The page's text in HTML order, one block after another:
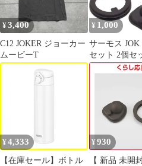
用パーツ 専用部品 水筒
用パーツ 交換 交換用
替え ） )
¥3,400
C12 JOKER ジョーカー
ムービーT
¥ 1,000
サーモス JOK
セット 2個セ
006059 ×2P
替えゴムパッ
JPA【ネコポ
¥ 4,333
【在庫セール】ボトル
¥930
【 新品 未開